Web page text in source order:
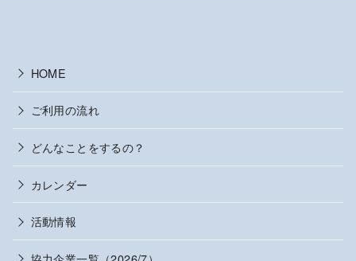
HOME
ご利用の流れ
どんなことをするの？
カレンダー
活動情報